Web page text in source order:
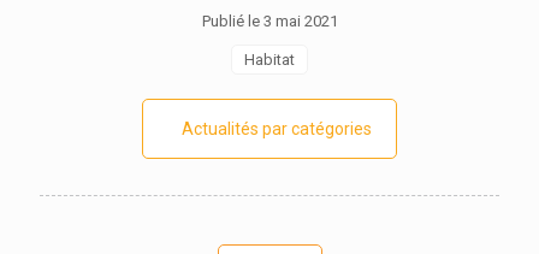
Publié le 3 mai 2021
Habitat
Actualités par catégories